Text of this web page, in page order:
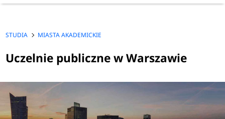
STUDIA MIASTA AKADEMICKIE
Uczelnie publiczne w Warszawie